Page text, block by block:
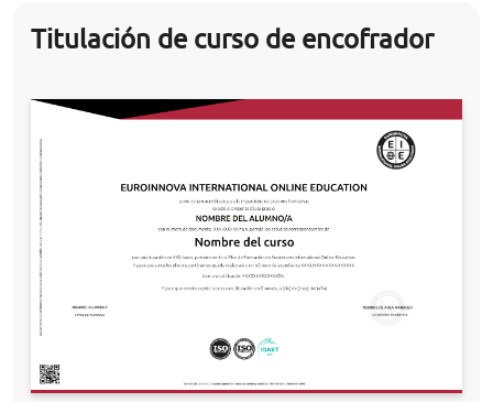
Titulación de curso de encofrador